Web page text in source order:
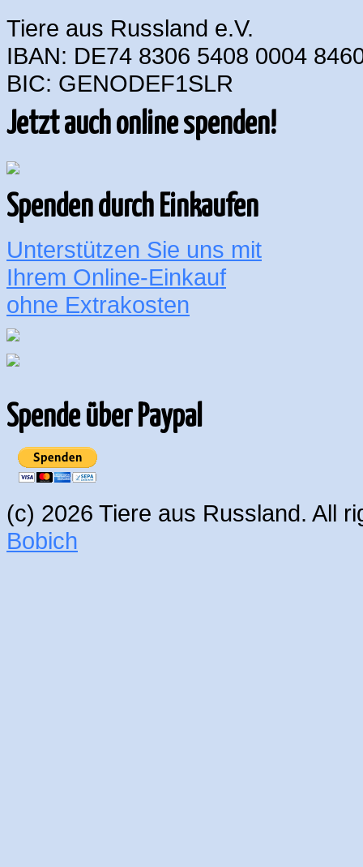
Tiere aus Russland e.V.
IBAN: DE74 8306 5408 0004
BIC: GENODEF1SLR
Jetzt auch online spenden!
Spenden durch Einkaufen
Unterstützen Sie uns mit
Ihrem Online-Einkauf
ohne Extrakosten
Spende über Paypal
(c) 2026 Tiere aus Russland. All
Bobich